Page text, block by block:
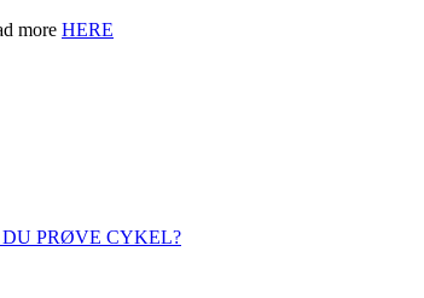
more HERE
PRØVE CYKEL?